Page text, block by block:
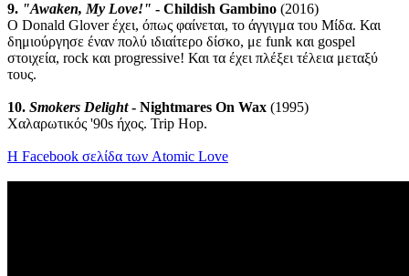
9. "Awaken, My Love!" - Childish Gambino (2016)
Ο Donald Glover έχει, όπως φαίνεται, το άγγιγμα του Μίδα. Και
δημιούργησε έναν πολύ ιδιαίτερο δίσκο, με funk και gospel
στοιχεία, rock και progressive! Και τα έχει πλέξει τέλεια μεταξύ
τους.
10. Smokers Delight- Nightmares On Wax (1995)
Χαλαρωτικός '90s ήχος. Trip Hop.
Η Facebook σελίδα των Atomic Love